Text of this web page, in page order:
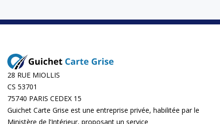
28 RUE MIOLLIS
CS 53701
75740 PARIS CEDEX 15
Guichet Carte Grise est une entreprise privée, habilitée par le
Ministère de l’Intérieur, proposant un service